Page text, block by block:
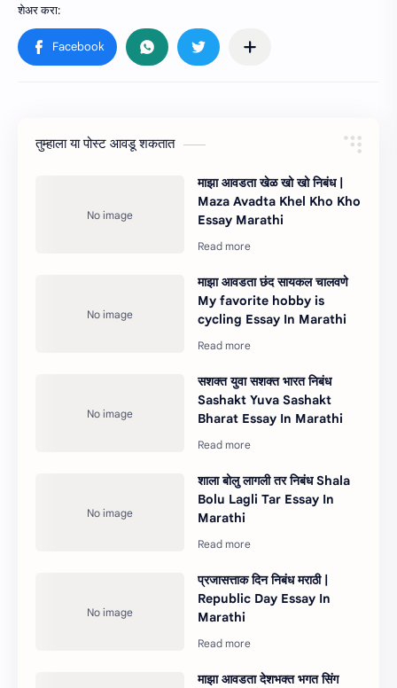
तुम्‍हाला या पोस्‍ट आवडू शकतात
माझा आवडता खेळ खो खो निबंध |
Maza Avadta Khel Kho Kho
Essay Marathi
माझा आवडता छंद सायकल चालवणे
My favorite hobby is
cycling Essay In Marathi
सशक्त युवा सशक्त भारत निबंध
Sashakt Yuva Sashakt
Bharat Essay In Marathi
शाला बोलु लागली तर निबंध Shala
Bolu Lagli Tar Essay In
Marathi
प्रजासत्ताक दिन निबंध मराठी |
Republic Day Essay In
Marathi
माझा आवडता देशभक्त भगत सिंग